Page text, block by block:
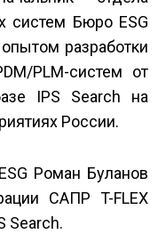
систем Бюро ESG
разработки
PLM-систем от
IPS Search на
России.
Роман Буланов
САПР T-FLEX
Search.